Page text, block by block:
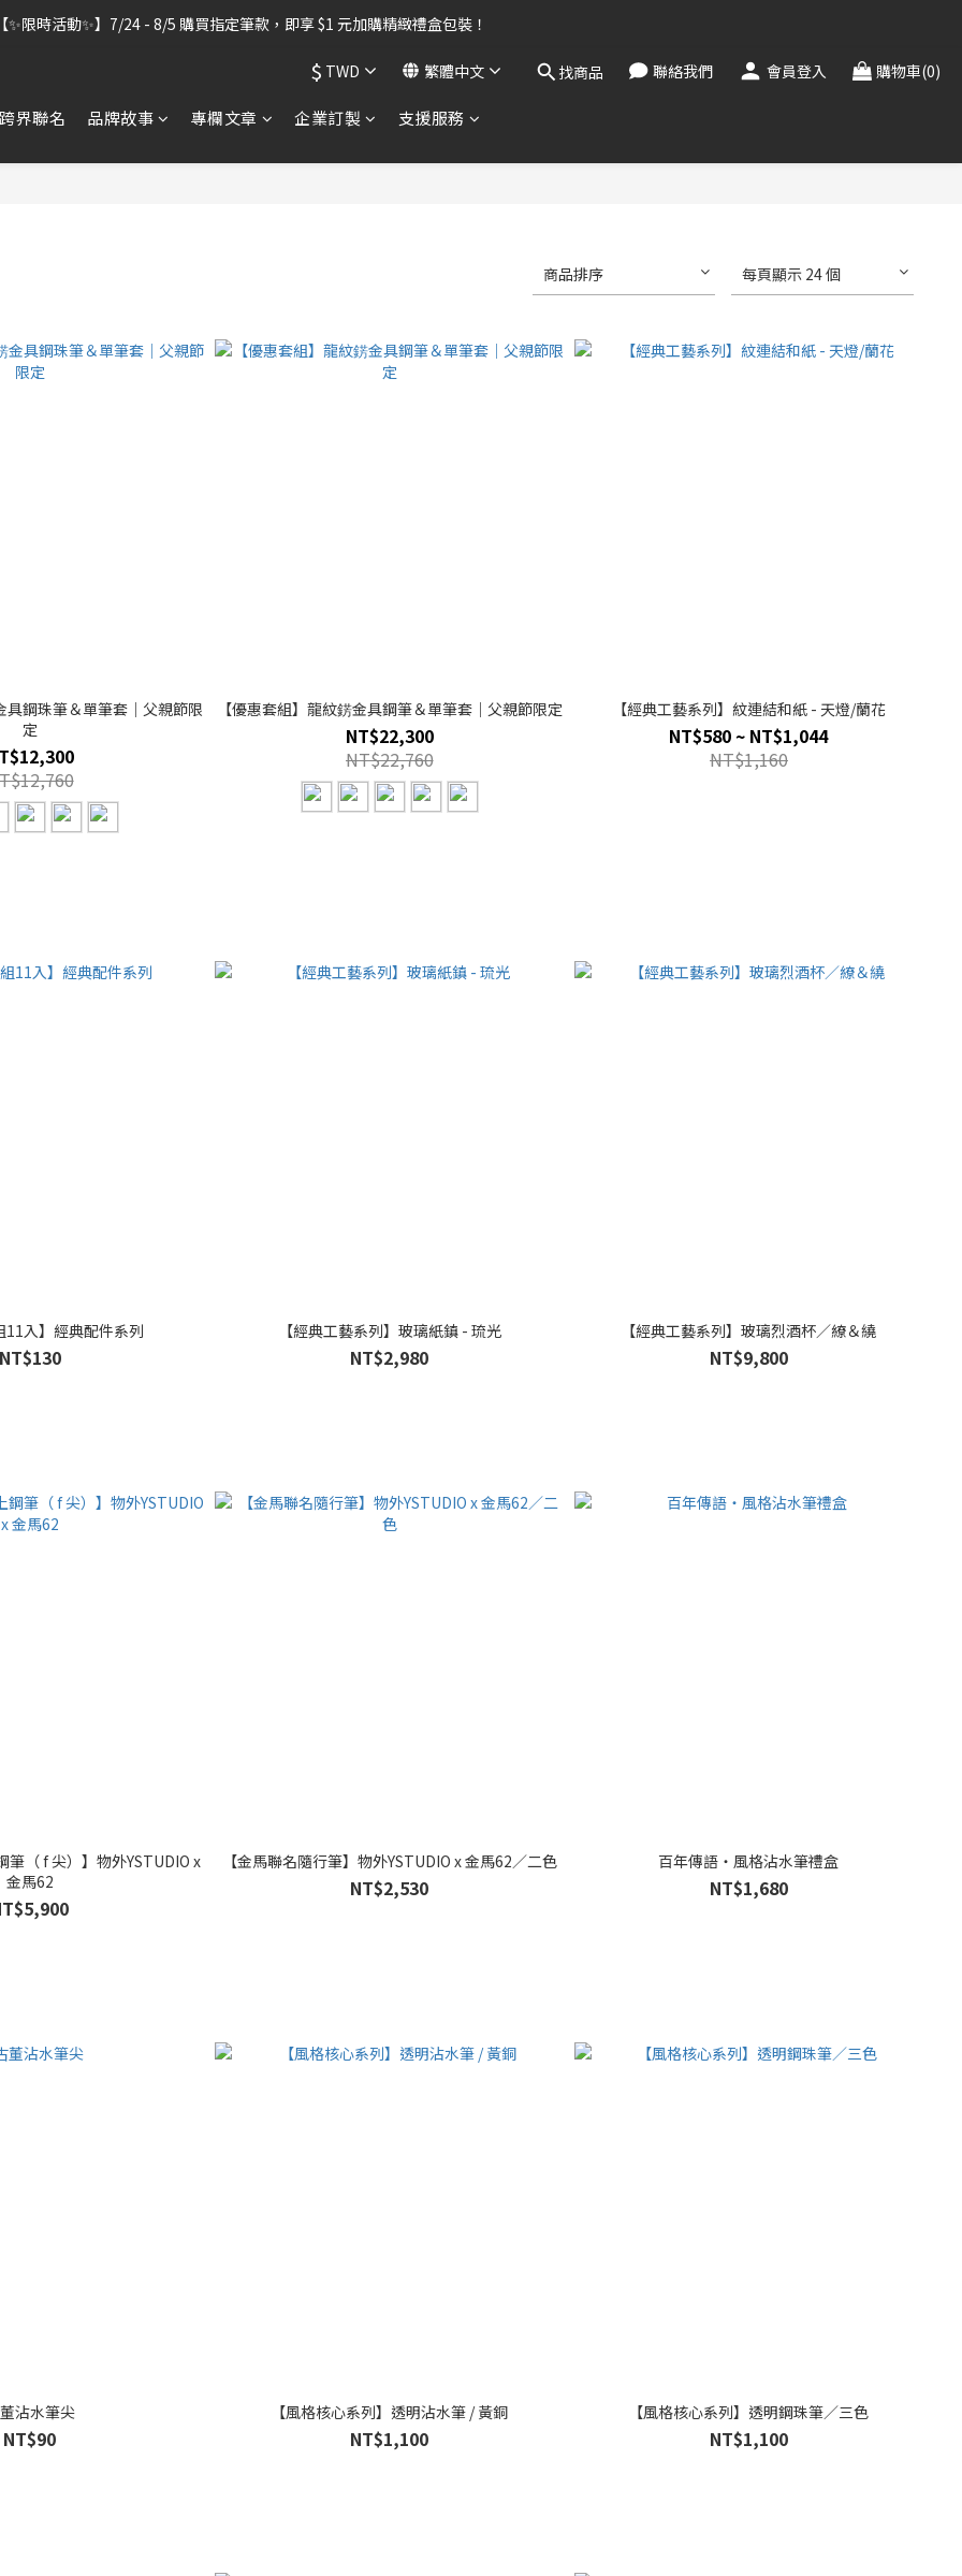
貨暫停】7/30–8/7 進行機器維護，期間「含雷雕之訂單」將暫停出貨，敬請見諒。
✨限時活動✨】7/24 - 8/5 購買指定筆款，即享 $1 元加購精緻禮盒包裝！
貨暫停】7/30–8/7 進行機器維護，期間「含雷雕之訂單」將暫停出貨，敬請見諒。
$ TWD 繁體中文 找商品 聯絡我們 會員登入 購物車(0)
跨界聯名 品牌故事 專欄文章 企業訂製 支援服務
商品排序 每頁顯示 24 個
鋼珠筆＆單筆套｜父親節限
定
【優惠套組】龍紋錺金具鋼筆＆單筆套｜父親節限定
NT$22,300
NT$22,760
【經典工藝系列】紋連結和紙 - 天燈/蘭花
NT$580 ~ NT$1,044
NT$1,160
11入】經典配件系列 【經典工藝系列】玻璃紙鎮 - 琉光
NT$2,980
【經典工藝系列】玻璃烈酒杯／繚＆繞
NT$9,800
筆（ f 尖）】物外YSTUDIO x
金馬62
【金馬聯名隨行筆】物外YSTUDIO x 金馬62／二色
NT$2,530
百年傳語・風格沾水筆禮盒
NT$1,680
沾水筆尖
NT$90
【風格核心系列】透明沾水筆 / 黃銅
NT$1,100
【風格核心系列】透明鋼珠筆／三色
NT$1,100